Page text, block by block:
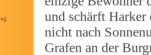
und schärft Harker
nicht nach
Grafen an der